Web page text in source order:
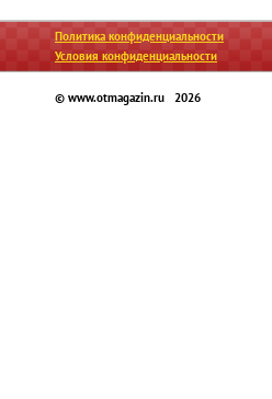
Политика конфиденциальности
Условия конфиденциальности
© www.otmagazin.ru 2026